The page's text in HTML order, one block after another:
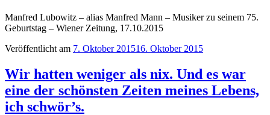
Manfred Lubowitz – alias Manfred Mann – Musiker zu seinem 75.
Geburtstag – Wiener Zeitung, 17.10.2015
Veröffentlicht am 7. Oktober 201516. Oktober 2015
Wir hatten weniger als nix. Und es war
eine der schönsten Zeiten meines Lebens,
ich schwör’s.